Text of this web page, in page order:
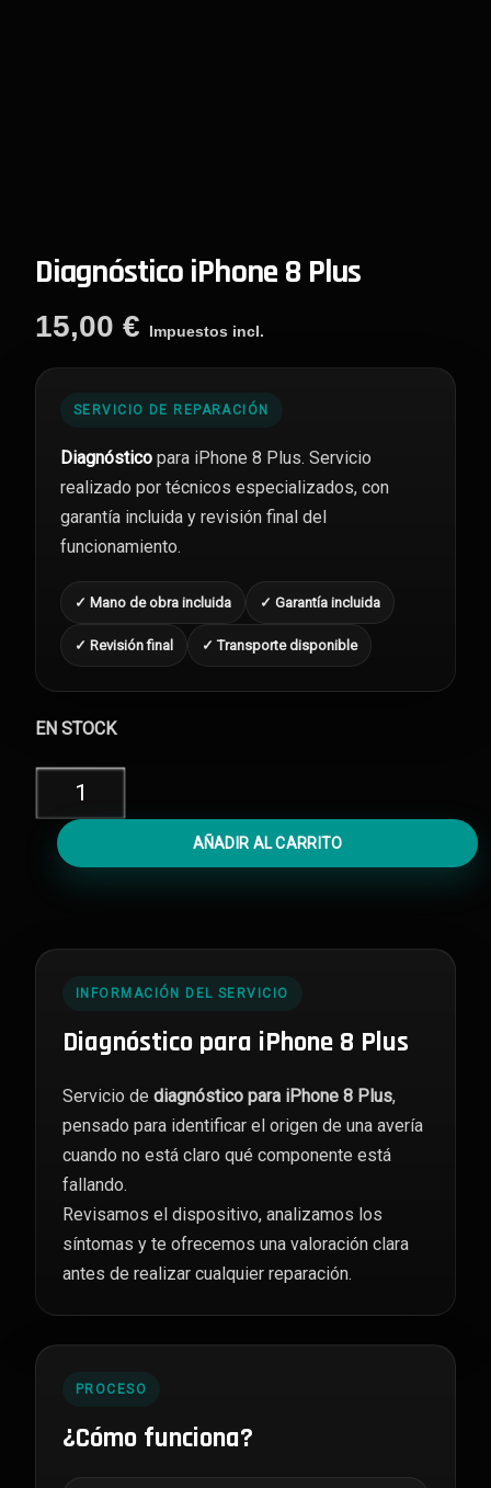
Diagnóstico iPhone 8 Plus
15,00 € Impuestos incl.
SERVICIO DE REPARACIÓN
Diagnóstico para iPhone 8 Plus. Servicio
realizado por técnicos especializados, con
garantía incluida y revisión final del
funcionamiento.
✓ Mano de obra incluida ✓ Garantía incluida
✓ Revisión final ✓ Transporte disponible
EN STOCK
Diagnóstico
iPhone
Plus
AÑADIR AL CARRITO
INFORMACIÓN DEL SERVICIO
Diagnóstico para iPhone 8 Plus
Servicio de diagnóstico para iPhone 8 Plus,
pensado para identificar el origen de una avería
cuando no está claro qué componente está
fallando.
Revisamos el dispositivo, analizamos los
síntomas y te ofrecemos una valoración clara
antes de realizar cualquier reparación.
PROCESO
¿Cómo funciona?